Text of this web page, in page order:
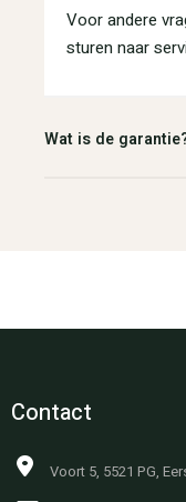
Voor andere
sturen naar
Wat is de
Contact
Voort 5, 5521 PG,